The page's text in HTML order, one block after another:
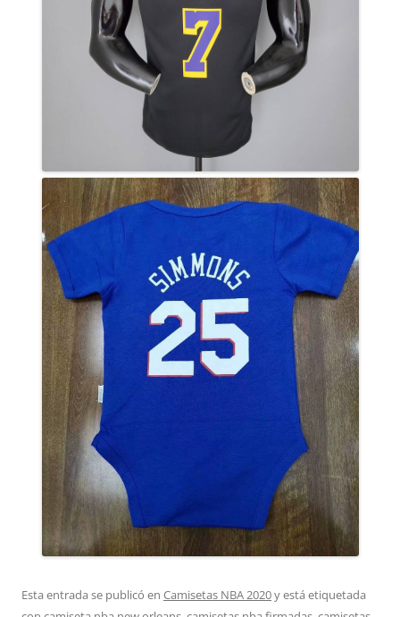
Esta entrada se publicó en Camisetas NBA 2020y está etiquetada